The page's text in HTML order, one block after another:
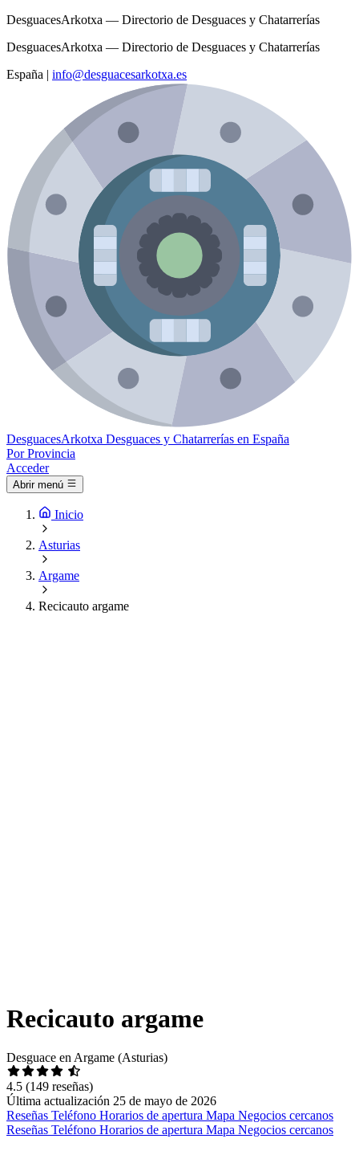
DesguacesArkotxa — Directorio de Desguaces y Chatarrerías
DesguacesArkotxa — Directorio de Desguaces y Chatarrerías
España | info@desguacesarkotxa.es
DesguacesArkotxa Desguaces y Chatarrerías en España
Por Provincia
Acceder
Abrir menú
Inicio
Asturias
Argame
Recicauto argame
Recicauto argame
Desguace en Argame (Asturias)
4.5 (149 reseñas)
Última actualización 25 de mayo de 2026
Reseñas Teléfono Horarios de apertura Mapa Negocios cercanos
Reseñas Teléfono Horarios de apertura Mapa Negocios cercanos